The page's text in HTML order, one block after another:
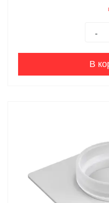
-
В